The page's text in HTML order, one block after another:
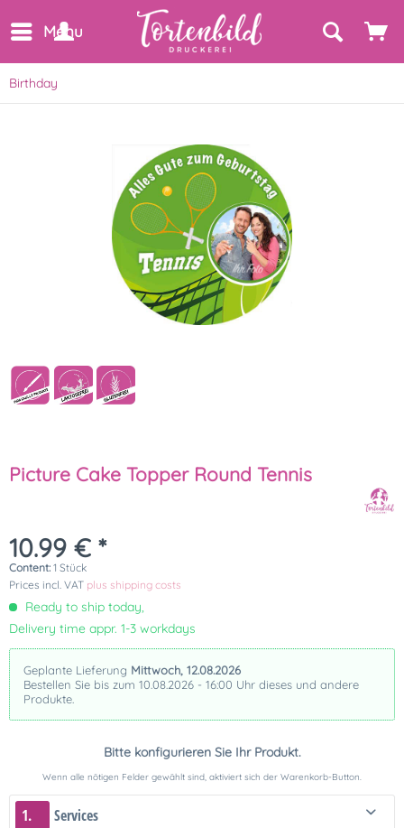
Menu
Birthday
Picture Cake Topper Round Tennis
10.99 € *
Content: 1 Stück
Prices incl. VAT plus shipping costs
Ready to ship today,
Delivery time appr. 1-3 workdays
Geplante Lieferung Mittwoch, 12.08.2026
Bestellen Sie bis zum 10.08.2026 - 16:00 Uhr dieses und andere
Produkte.
Bitte konfigurieren Sie Ihr Produkt.
Wenn alle nötigen Felder gewählt sind, aktiviert sich der Warenkorb-Button.
1. Services